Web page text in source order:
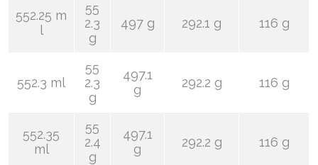
552.25 m
l
55
2.3
g
497 g 292.1 g 116 g
552.3 ml
55
2.3
g
497.1
g
292.2 g 116 g
552.35
ml
55
2.4
g
497.1
g
292.2 g 116 g